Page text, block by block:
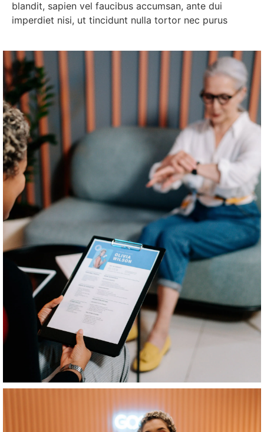
blandit, sapien vel faucibus accumsan, ante dui
imperdiet nisi, ut tincidunt nulla tortor nec purus